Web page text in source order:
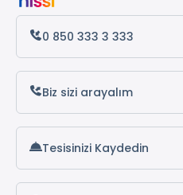
0 850 333 3 333
Biz sizi arayalım
Tesisinizi Kaydedin